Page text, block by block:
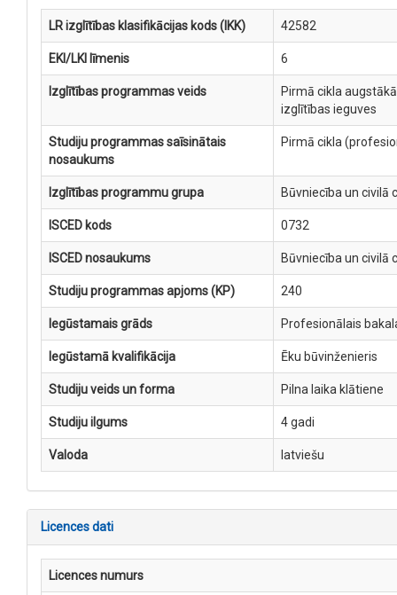
LR izglītības klasifikācijas kods (IKK) 42582
EKI/LKI līmenis 6
Izglītības programmas veids
Pirmā cikla
izglītības ieguves
Studiju programmas saīsinātais
nosaukums
Pirmā cikla
Izglītības programmu grupa Būvniecība un civilā
ISCED kods 0732
ISCED nosaukums Būvniecība un civilā
Studiju programmas apjoms (KP) 240
Iegūstamais grāds Profesionālais
Iegūstamā kvalifikācija Ēku būvinženieris
Studiju veids un forma Pilna laika klātiene
Studiju ilgums 4 gadi
Valoda latviešu
Licences dati
Licences numurs